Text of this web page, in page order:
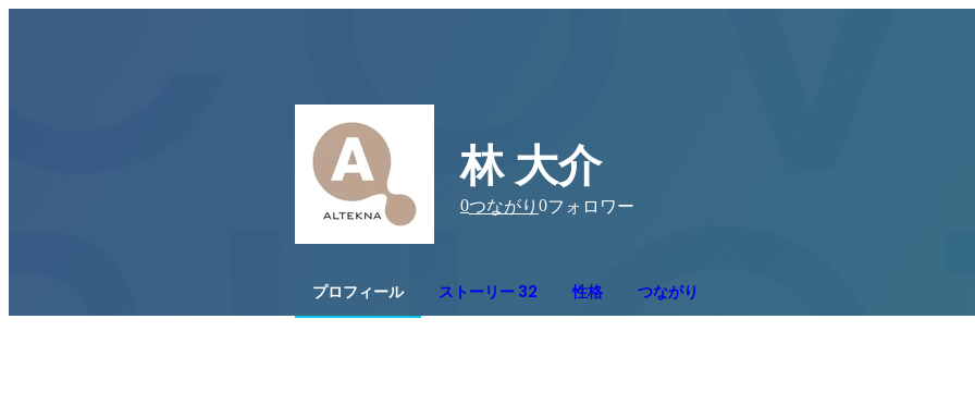
林 大介
0つながり 0フォロワー
プロフィール ストーリー 32 性格 つながり